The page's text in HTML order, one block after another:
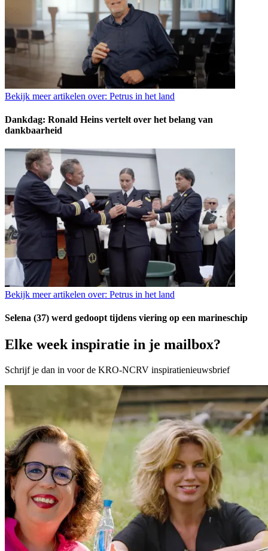
Bekijk meer artikelen over: Petrus in het land
Dankdag: Ronald Heins vertelt over het belang van
dankbaarheid
Bekijk meer artikelen over: Petrus in het land
Selena (37) werd gedoopt tijdens viering op een marineschip
Elke week inspiratie in je mailbox?
Schrijf je dan in voor de KRO-NCRV inspiratienieuwsbrief